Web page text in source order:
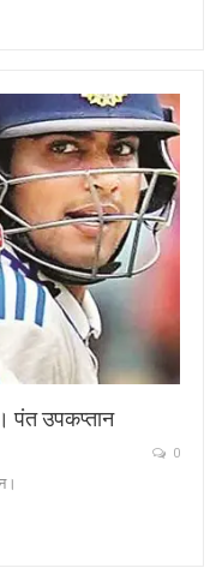
पंत उपकप्तान
0